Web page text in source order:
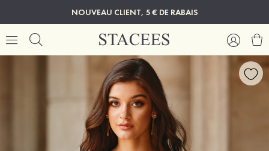
NOUVEAU CLIENT, 5 € DE RABAIS